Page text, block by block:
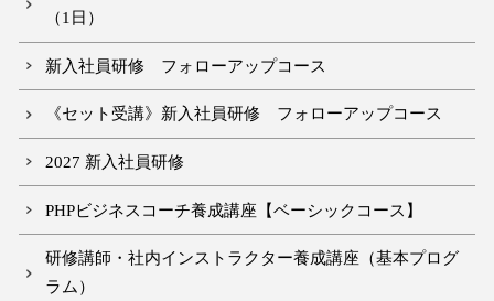
（1日）
新入社員研修 フォローアップコース
《セット受講》新入社員研修 フォローアップコース
2027 新入社員研修
PHPビジネスコーチ養成講座【ベーシックコース】
研修講師・社内インストラクター養成講座（基本プログ
ラム）